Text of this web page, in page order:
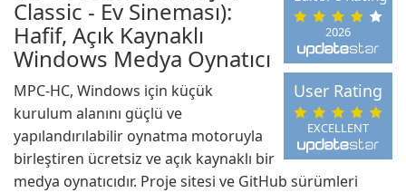
2026
EXCELLENT
User Rating
Classic - Ev Sineması):
Hafif, Açık Kaynaklı
Windows Medya Oynatıcı
MPC-HC, Windows için küçük
kurulum alanını güçlü ve
yapılandırılabilir oynatma motoruyla
birleştiren ücretsiz ve açık kaynaklı bir
medya oynatıcıdır. Proje sitesi ve GitHub sürümleri